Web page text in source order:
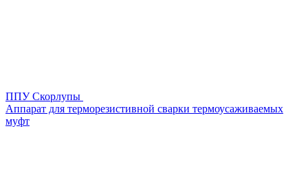
ППУ Скорлупы
Аппарат для терморезистивной сварки термоусаживаемых
муфт